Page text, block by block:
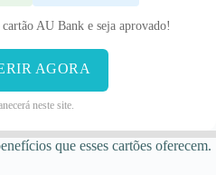
AU Bank e seja aprovado!
AGORA
neste site.
que esses cartões oferecem.